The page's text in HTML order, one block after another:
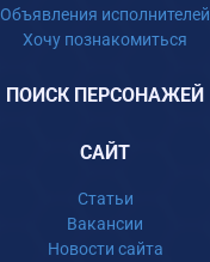
Объявления исполнителей
Хочу познакомиться
ПОИСК ПЕРСОНАЖЕЙ
САЙТ
Статьи
Вакансии
Новости сайта